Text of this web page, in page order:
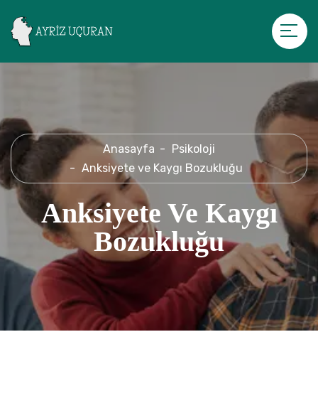
Anasayfa
Psikoloji
Anksiyete ve Kaygı Bozukluğu
Anksiyete Ve Kaygı
Bozukluğu